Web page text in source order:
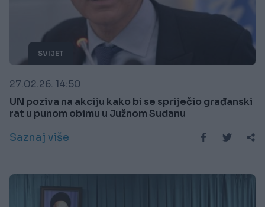
SVIJET
27.02.26. 14:50
UN poziva na akciju kako bi se spriječio građanski
rat u punom obimu u Južnom Sudanu
Saznaj više